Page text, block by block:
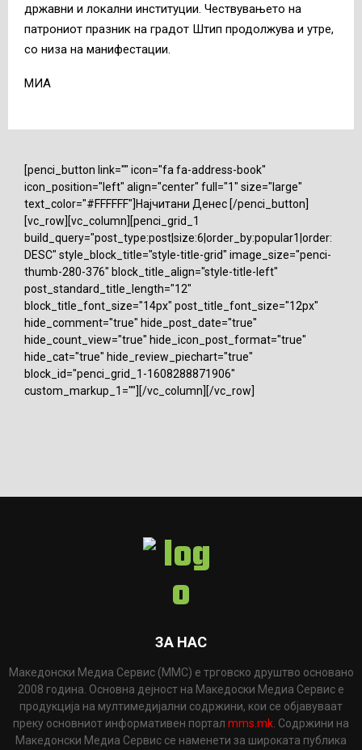
државни и локални институции. Чествувањето на
патрониот празник на градот Штип продолжува и утре,
со низа на манифестации.
МИА
[penci_button link="" icon="fa fa-address-book"
icon_position="left" align="center" full="1" size="large"
text_color="#FFFFFF"]Најчитани Денес [/penci_button]
[vc_row][vc_column][penci_grid_1
build_query="post_type:post|size:6|order_by:popular1|order:
DESC" style_block_title="style-title-grid" image_size="penci-
thumb-280-376" block_title_align="style-title-left"
post_standard_title_length="12"
block_title_font_size="14px" post_title_font_size="12px"
hide_comment="true" hide_post_date="true"
hide_count_view="true" hide_icon_post_format="true"
hide_cat="true" hide_review_piechart="true"
block_id="penci_grid_1-1608288871906"
custom_markup_1=""][/vc_column][/vc_row]
ЗА НАС
Македонски Медиа Сервис (ММС) е трговско друштво основано
2008 година. Основна дејност на Македоски Медиа Сервис е
продукција на мултимедијални содржини, кои се објавуваат
преку основниот информативен портал mms.mk . Содржини на
Македонски Медиа Сервис се наменети за широката публика